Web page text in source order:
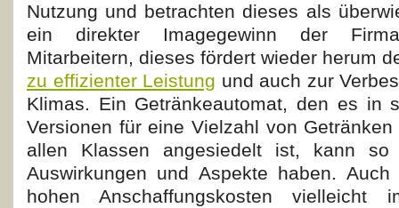
Nutzung und betrachten dieses als
ein direkter Imagegewinn der
Mitarbeitern, dieses fördert wieder herum
zu effizienter Leistung und auch zur
Klimas. Ein Getränkeautomat, den es in
Versionen für eine Vielzahl von
allen Klassen angesiedelt ist, kann so
Auswirkungen und Aspekte haben.
hohen Anschaffungskosten vielleicht